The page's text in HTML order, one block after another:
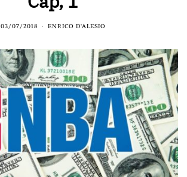
03/07/2018 ENRICO D'ALESIO